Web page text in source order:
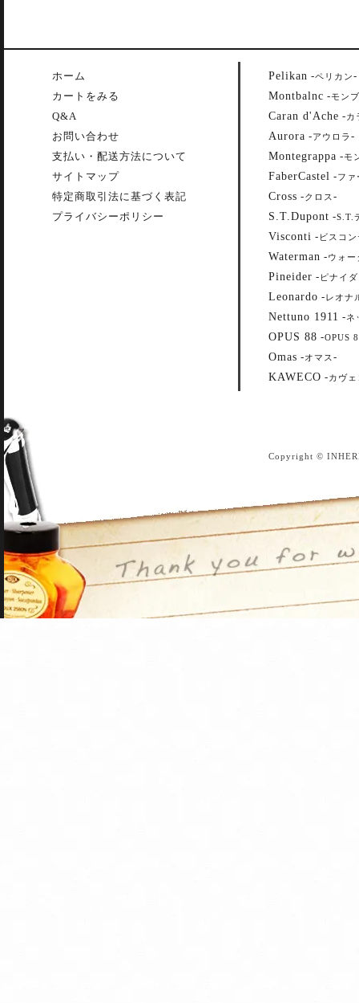
ホーム
カートをみる
Q&A
お問い合わせ
支払い・配送方法について
サイトマップ
特定商取引法に基づく表記
プライバシーポリシー
Pelikan -ペリカン-
Montbalnc -モン
Caran d'Ache -カ
Aurora -アウロラ -
Montegrappa -モ
FaberCastel -ファ
Cross -クロス -
S.T.Dupont -S.T.
Visconti - ビスコ
Waterman -ウォー
Pineider - ピナイ
Leonardo -レオナ
Nettuno 1911 -ネ
OPUS 88 -OPUS
Omas -オマス -
KAWECO -カヴェ
Copyright ©